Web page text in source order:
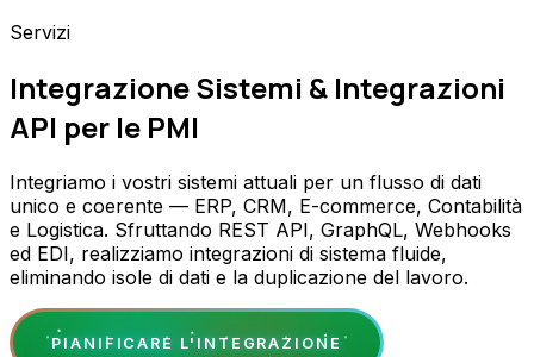
Servizi
Integrazione Sistemi & Integrazioni
API per le PMI
Integriamo i vostri sistemi attuali per un flusso di dati
unico e coerente — ERP, CRM, E-commerce, Contabilità
e Logistica. Sfruttando REST API, GraphQL, Webhooks
ed EDI, realizziamo integrazioni di sistema fluide,
eliminando isole di dati e la duplicazione del lavoro.
PIANIFICARE L'INTEGRAZIONE